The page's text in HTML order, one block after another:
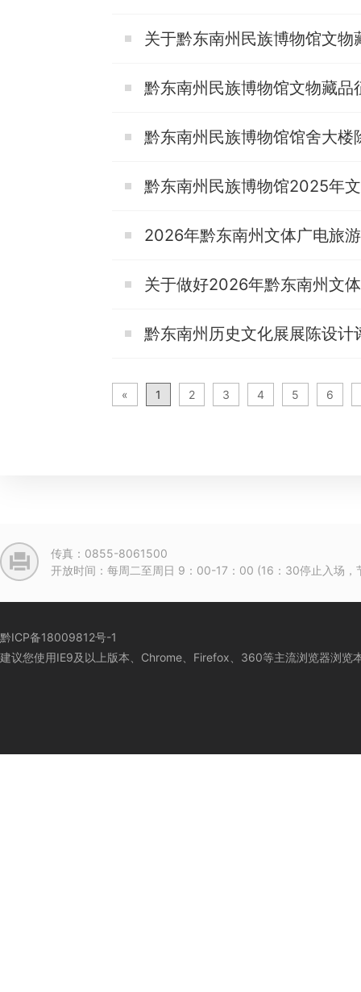
关于黔东南州民族博物馆文
黔东南州民族博物馆文物藏品
黔东南州民族博物馆馆舍大
黔东南州民族博物馆2025年
黔东南州历史文化展展陈设计
« 1 2 3 4 5 6
传真：0855-8061500
开放时间：每周二至周日 9：00-17：00 (16：30停止入场
黔ICP备18009812号-1
建议您使用IE9及以上版本、Chrome、Firefox、360等主流浏览器浏览